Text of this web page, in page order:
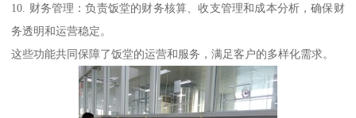
10. 财务管理：负责饭堂的财务核算、收支管理和成本分析，确保财
务透明和运营稳定。
这些功能共同保障了饭堂的运营和服务，满足客户的多样化需求。